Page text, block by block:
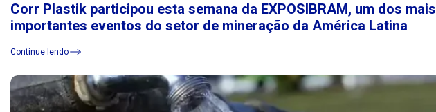
Corr Plastik participou esta semana da EXPOSIBRAM, um dos mais
importantes eventos do setor de mineração da América Latina
Continue lendo